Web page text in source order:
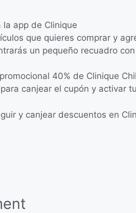
app de Clinique
que quieres comprar y
un pequeño recuadro
40% de Clinique
canjear el cupón y activar
y canjear descuentos en